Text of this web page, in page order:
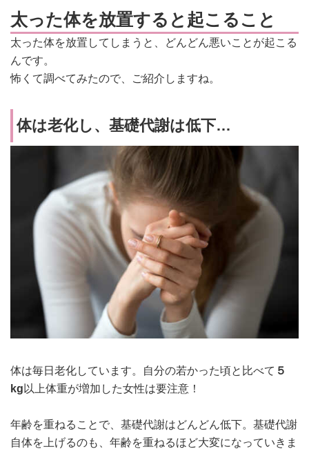
太った体を放置すると起こること
太った体を放置してしまうと、どんどん悪いことが起こる
んです。
怖くて調べてみたので、ご紹介しますね。
体は老化し、基礎代謝は低下…
体は毎日老化しています。自分の若かった頃と比べて ５
kg 以上体重が増加した女性は要注意！
年齢を重ねることで、基礎代謝はどんどん低下。基礎代謝
自体を上げるのも、年齢を重ねるほど大変になっていきま